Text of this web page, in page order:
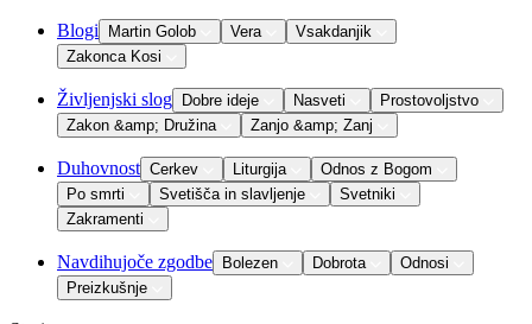
Blogi Martin Golob Vera
Vsakdanjik
Zakonca Kosi
Življenjski slog Dobre ideje Nasveti
Prostovoljstvo
Zakon &amp; Družina
Zanjo &amp; Zanj
Duhovnost Cerkev Liturgija
Odnos z Bogom
Po smrti
Svetišča in slavljenje
Svetniki
Zakramenti
Navdihujoče zgodbe Bolezen Dobrota
Odnosi
Preizkušnje